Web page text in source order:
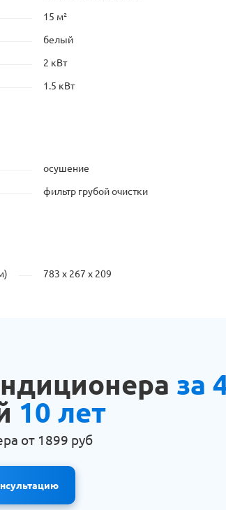
15 м²
белый
2 кВт
1.5 кВт
осушение
фильтр грубой очистки
783 x 267 x 209
за
10 лет
от 1899 руб